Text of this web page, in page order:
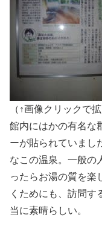
（↑画像クリックで拡
館内にはかの有名な
ーが貼られていまし
なこの温泉。一般の
ったらお湯の質を楽
くためにも、訪問す
当に素晴らしい。